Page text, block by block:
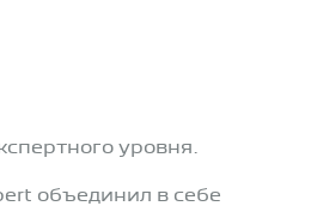
уровня.
объединил в себе